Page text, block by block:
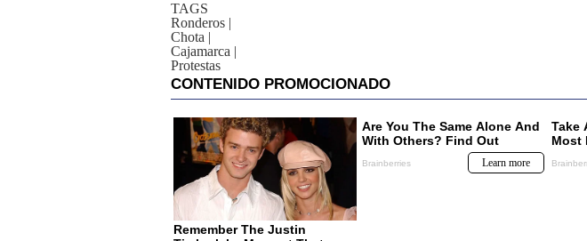
TAGS
Ronderos |
Chota |
Cajamarca |
Protestas